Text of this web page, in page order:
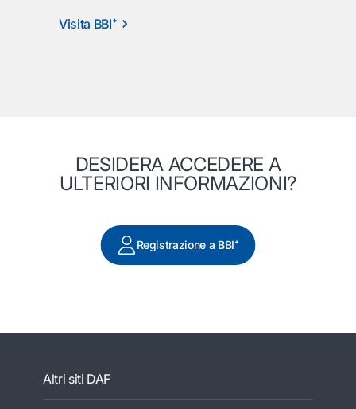
Visita BBI⁺
DESIDERA ACCEDERE A
ULTERIORI INFORMAZIONI?
Registrazione a BBI⁺
Altri siti DAF